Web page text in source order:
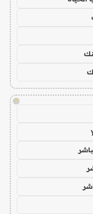
!